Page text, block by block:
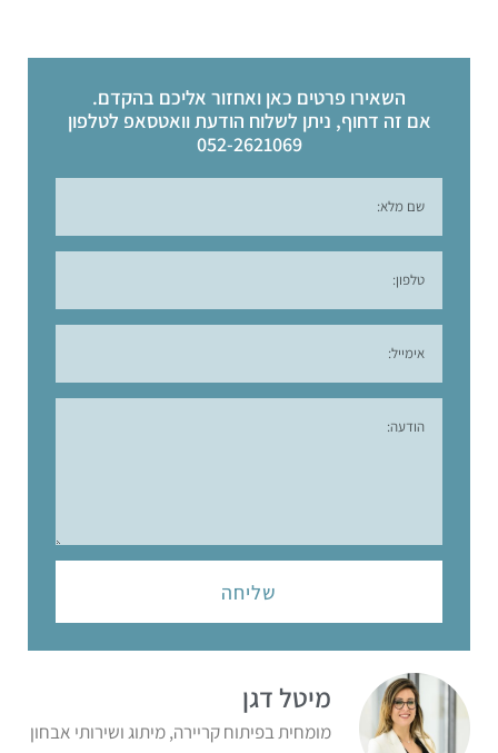
השאירו פרטים כאן ואחזור אליכם בהקדם.
אם זה דחוף, ניתן לשלוח הודעת וואטסאפ לטלפון
052-2621069
שליחה
מיטל דגן
מומחית בפיתוח קריירה, מיתוג ושירותי אבחון